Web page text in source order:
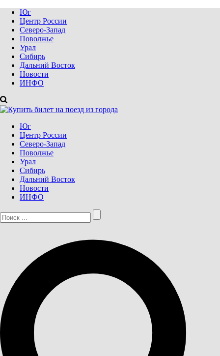
Юг
Центр России
Северо-Запад
Поволжье
Урал
Сибирь
Дальний Восток
Новости
ИНФО
Юг
Центр России
Северо-Запад
Поволжье
Урал
Сибирь
Дальний Восток
Новости
ИНФО